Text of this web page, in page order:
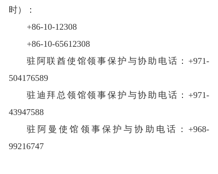
时）：
+86-10-12308
+86-10-65612308
驻阿联酋使馆领事保护与协助电话：+971-
504176589
驻迪拜总领馆领事保护与协助电话：+971-
43947588
驻阿曼使馆领事保护与协助电话：+968-
99216747